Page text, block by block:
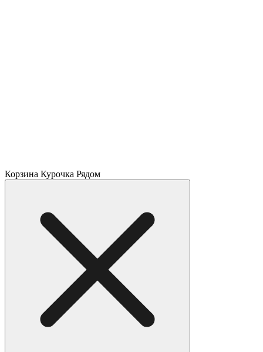
Корзина Курочка Рядом